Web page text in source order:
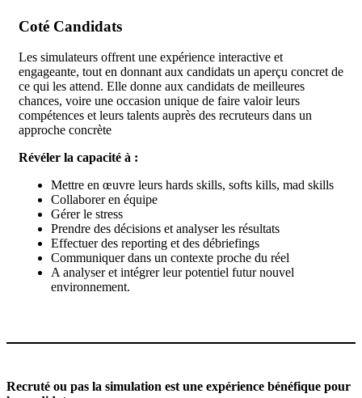
Coté Candidats
Les simulateurs offrent une expérience interactive et
engageante, tout en donnant aux candidats un aperçu concret de
ce qui les attend. Elle donne aux candidats de meilleures
chances, voire une occasion unique de faire valoir leurs
compétences et leurs talents auprès des recruteurs dans un
approche concrète
Révéler la capacité à :
Mettre en œuvre leurs hards skills, softs kills, mad skills
Collaborer en équipe
Gérer le stress
Prendre des décisions et analyser les résultats
Effectuer des reporting et des débriefings
Communiquer dans un contexte proche du réel
A analyser et intégrer leur potentiel futur nouvel
environnement.
Recruté ou pas la simulation est une expérience bénéfique pour